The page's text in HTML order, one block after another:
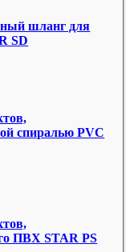
шланг для
SD
спиралью PVC
ПВХ STAR PS